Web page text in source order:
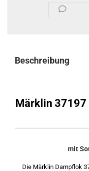
Beschreibung
Märklin 37197
mit
Die Märklin Dampflok